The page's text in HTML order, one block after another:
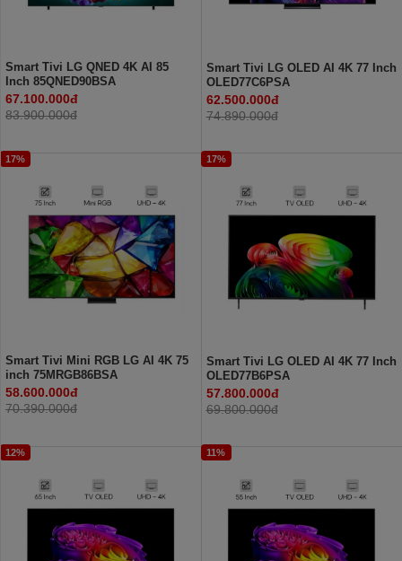
Smart Tivi LG QNED 4K AI 85
Inch 85QNED90BSA
67.100.000đ
83.900.000đ
Smart Tivi LG OLED AI 4K 77 Inch
OLED77C6PSA
62.500.000đ
74.890.000đ
17%
Smart Tivi Mini RGB LG AI 4K 75
inch 75MRGB86BSA
58.600.000đ
70.390.000đ
17%
Smart Tivi LG OLED AI 4K 77 Inch
OLED77B6PSA
57.800.000đ
69.800.000đ
12% 11%